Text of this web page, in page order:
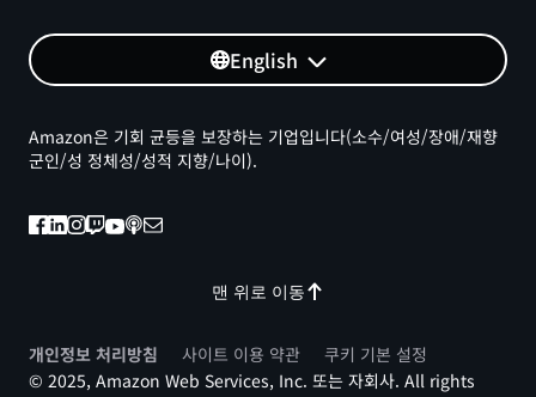
English
맨 위로 이동
Amazon은 기회 균등을 보장하는 기업입니다(소수/여성/장애/재향
군인/성 정체성/성적 지향/나이).
개인정보 처리방침 사이트 이용 약관
쿠키 기본 설정
© 2025, Amazon Web Services, Inc. 또는 자회사. All rights